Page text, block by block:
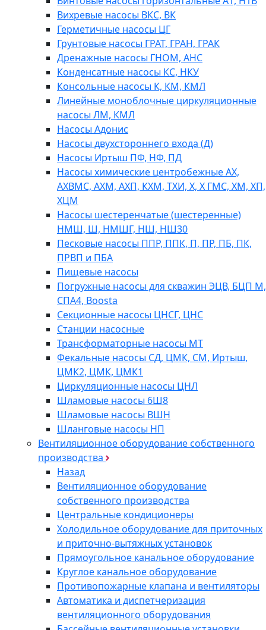
Вихревые насосы ВКС, ВК
Герметичные насосы ЦГ
Грунтовые насосы ГРАТ, ГРАН, ГРАК
Дренажные насосы ГНОМ, АНС
Конденсатные насосы КС, НКУ
Консольные насосы К, КМ, КМЛ
Линейные моноблочные циркуляционные
насосы ЛМ, КМЛ
Насосы Адонис
Насосы двухстороннего входа (Д)
Насосы Иртыш ПФ, НФ, ПД
Насосы химические центробежные АХ,
АХВМС, АХМ, АХП, КХМ, ТХИ, Х, Х ГМС, ХМ, ХП,
ХЦМ
Насосы шестеренчатые (шестеренные)
НМШ, Ш, НМШГ, НШ, НШ30
Песковые насосы ППР, ППК, П, ПР, ПБ, ПК,
ПРВП и ПБА
Пищевые насосы
Погружные насосы для скважин ЭЦВ, БЦП М,
СПА4, Boosta
Секционные насосы ЦНСГ, ЦНС
Станции насосные
Трансформаторные насосы МТ
Фекальные насосы СД, ЦМК, СМ, Иртыш,
ЦМК2, ЦМК, ЦМК1
Циркуляционные насосы ЦНЛ
Шламовые насосы 6Ш8
Шламовые насосы ВШН
Шланговые насосы НП
Вентиляционное оборудование собственного
производства
Назад
Вентиляционное оборудование
собственного производства
Центральные кондиционеры
Холодильное оборудование для приточных
и приточно-вытяжных установок
Прямоугольное канальное оборудование
Круглое канальное оборудование
Противопожарные клапана и вентиляторы
Автоматика и диспетчеризация
вентиляционного оборудования